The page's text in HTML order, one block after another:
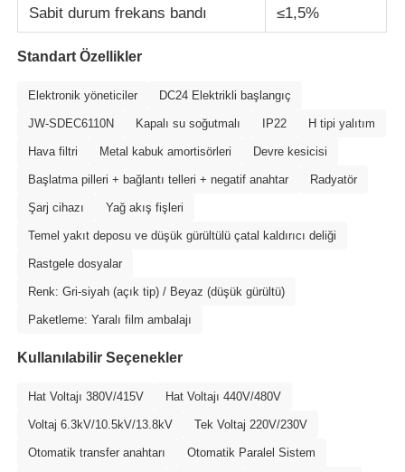
Sabit durum frekans bandı ≤1,5%
Standart Özellikler
Elektronik yöneticiler DC24 Elektrikli başlangıç
JW-SDEC6110N Kapalı su soğutmalı IP22 H tipi yalıtım
Hava filtri Metal kabuk amortisörleri Devre kesicisi
Başlatma pilleri + bağlantı telleri + negatif anahtar Radyatör
Şarj cihazı Yağ akış fişleri
Temel yakıt deposu ve düşük gürültülü çatal kaldırıcı deliği
Rastgele dosyalar
Renk: Gri-siyah (açık tip) / Beyaz (düşük gürültü)
Paketleme: Yaralı film ambalajı
Kullanılabilir Seçenekler
Hat Voltajı 380V/415V Hat Voltajı 440V/480V
Voltaj 6.3kV/10.5kV/13.8kV Tek Voltaj 220V/230V
Otomatik transfer anahtarı Otomatik Paralel Sistem